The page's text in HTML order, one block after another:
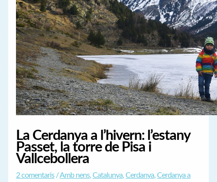
La Cerdanya a l’hivern: l’estany
Passet, la torre de Pisa i
Vallcebollera
2 comentaris /Amb nens,Catalunya,Cerdanya,Cerdanya a